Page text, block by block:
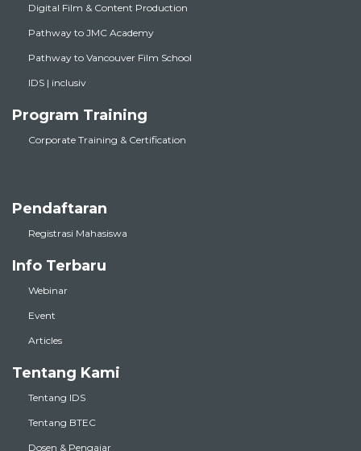
Digital Film & Content Production
Pathway to JMC Academy
Pathway to Vancouver Film School
IDS | inclusiv
Program Training
Corporate Training & Certification
Pendaftaran
Registrasi Mahasiswa
Info Terbaru
Webinar
Event
Articles
Tentang Kami
Tentang IDS
Tentang BTEC
Dosen & Pengajar